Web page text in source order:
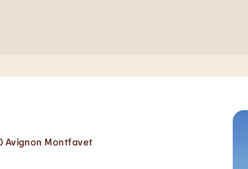
Avignon Montfavet